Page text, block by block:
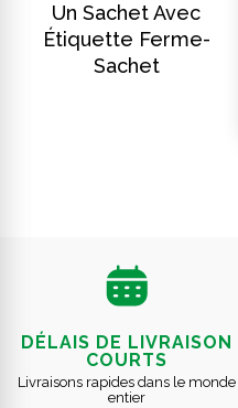
Un Sachet Avec
Étiquette Ferme-
Sachet
DÉLAIS DE LIVRAISON
COURTS
Livraisons rapides dans le monde
entier